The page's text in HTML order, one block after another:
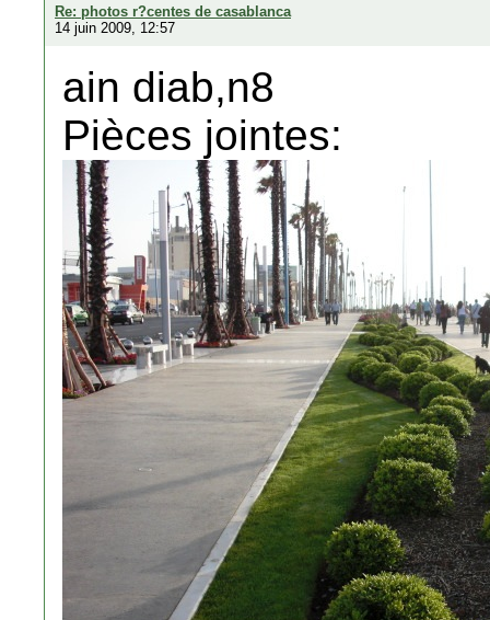
Re: photos r?centes de casablanca
14 juin 2009, 12:57
ain diab,n8
Pièces jointes: